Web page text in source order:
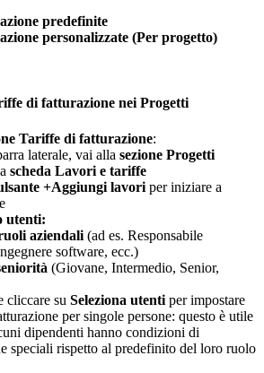
predefinite
personalizzate (Per progetto)
di fatturazione nei Progetti
Tariffe di fatturazione:
laterale, vai alla sezione Progetti
scheda Lavori e tariffe
+Aggiungi lavori per iniziare a
utenti:
aziendali (ad es. Responsabile
software, ecc.)
à (Giovane, Intermedio, Senior,
cliccare su Seleziona utenti per impostare
per singole persone: questo è utile
dipendenti hanno condizioni di
speciali rispetto al predefinito del loro ruolo